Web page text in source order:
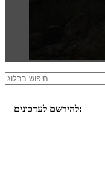
להירשם לעדכונים: